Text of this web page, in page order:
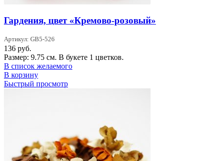
Гардения, цвет «Кремово-розовый»
Артикул: GB5-526
136 руб.
Размер: 9.75 см. В букете 1 цветков.
В список желаемого
В корзину
Быстрый просмотр